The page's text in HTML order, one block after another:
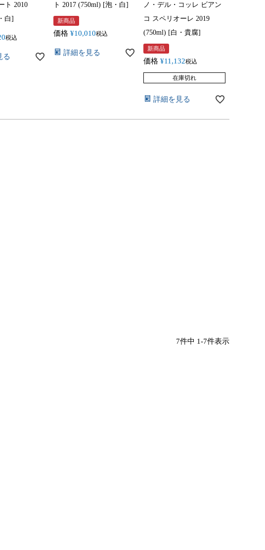
ト 2010
白]
税込
る
ト 2017 (750ml) [泡・白]
新商品
価格 ¥10,010税込
詳細を見る
ノ・デル・コッレ ビアン
コ スペリオーレ 2019
(750ml) [白・貴腐]
新商品
価格 ¥11,132税込
在庫切れ
詳細を見る
7件中 1-7件表示